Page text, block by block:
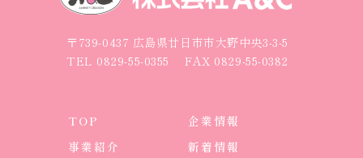
〒739-0437 広島県廿日市市大野中央3-3-5
TEL 0829-55-0355 FAX 0829-55-0382
TOP
事業紹介
企業情報
新着情報